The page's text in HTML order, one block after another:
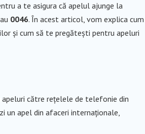
a te asigura că apelul ajunge la
0046. În acest articol, vom explica cum
și cum să te pregătești pentru apeluri
către rețelele de telefonie din
un apel din afaceri internaționale,